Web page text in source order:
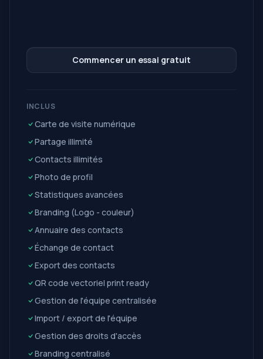
Commencer un essai gratuit
INCLUS
Carte de visite numérique
Partage illimité
Contacts illimités
Photo de profil
Statistiques avancées
Branding (Logo - couleur)
Annuaire des contacts
Échange de contact
Export des contacts
QR code vectoriel print ready
Gestion de l'équipe centralisée
Import / export de l'équipe
Gestion des droits d'accès
Branding centralisé